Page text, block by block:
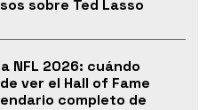
sobre Ted Lasso
NFL 2026: cuándo
ver el Hall of Fame
completo de